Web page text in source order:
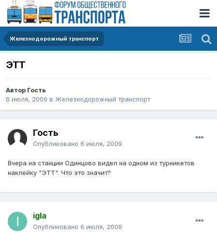
Железнодорожный транспорт
ЭТТ
Автор Гость
6 июля, 2009 в Железнодорожный транспорт
Гость
Опубликовано 6 июля, 2009
Вчера на станции Одинцово видел на одном из турникетов
наклейку "ЭТТ". Что это значит?
igla
Опубликовано 6 июля, 2009